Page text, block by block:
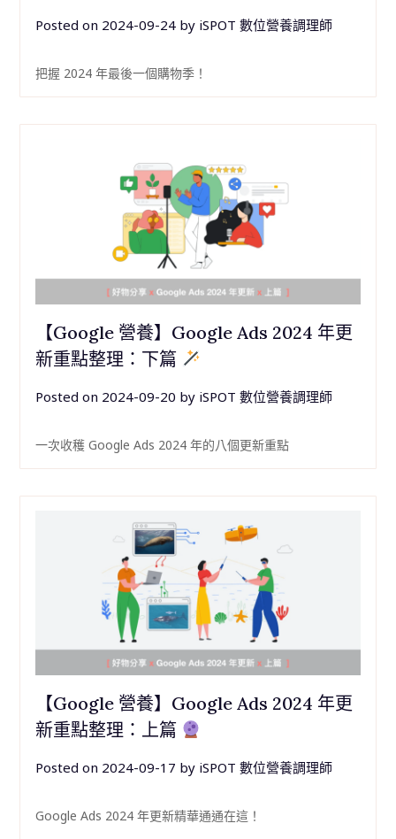
Posted on 2024-09-24by iSPOT 數位營養調理師
把握 2024 年最後一個購物季！
【Google 營養】Google Ads 2024 年更
新重點整理：下篇
Posted on 2024-09-20 by iSPOT 數位營養調理師
一次收穫 Google Ads 2024 年的八個更新重點
【Google 營養】Google Ads 2024 年更
新重點整理：上篇
Posted on 2024-09-17 by iSPOT 數位營養調理師
Google Ads 2024 年更新精華通通在這！